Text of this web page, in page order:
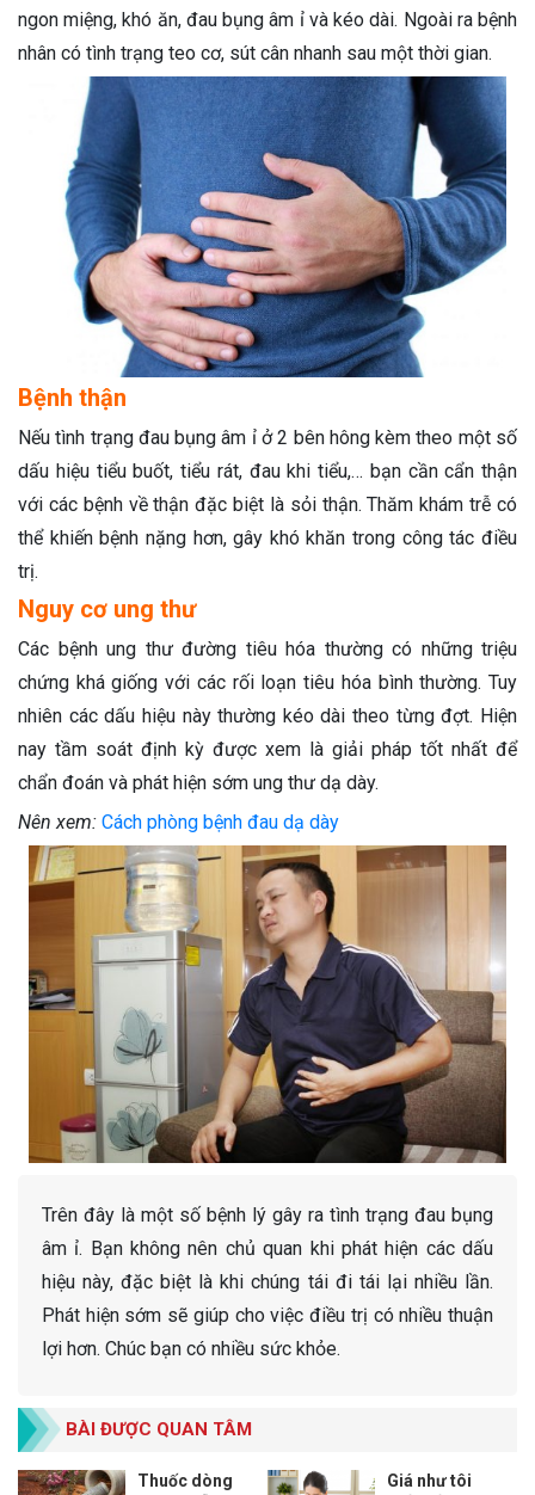
ngon miệng, khó ăn, đau bụng âm ỉ và kéo dài. Ngoài ra bệnh
nhân có tình trạng teo cơ, sút cân nhanh sau một thời gian.
Bệnh thận
Nếu tình trạng đau bụng âm ỉ ở 2 bên hông kèm theo một số
dấu hiệu tiểu buốt, tiểu rát, đau khi tiểu,… bạn cần cẩn thận
với các bệnh về thận đặc biệt là sỏi thận. Thăm khám trễ có
thể khiến bệnh nặng hơn, gây khó khăn trong công tác điều
trị.
Nguy cơ ung thư
Các bệnh ung thư đường tiêu hóa thường có những triệu
chứng khá giống với các rối loạn tiêu hóa bình thường. Tuy
nhiên các dấu hiệu này thường kéo dài theo từng đợt. Hiện
nay tầm soát định kỳ được xem là giải pháp tốt nhất để
chẩn đoán và phát hiện sớm ung thư dạ dày.
Nên xem: Cách phòng bệnh đau dạ dày
Trên đây là một số bệnh lý gây ra tình trạng đau bụng
âm ỉ. Bạn không nên chủ quan khi phát hiện các dấu
hiệu này, đặc biệt là khi chúng tái đi tái lại nhiều lần.
Phát hiện sớm sẽ giúp cho việc điều trị có nhiều thuận
lợi hơn. Chúc bạn có nhiều sức khỏe.
BÀI ĐƯỢC QUAN TÂM
Thuốc dòng
Giá như tôi